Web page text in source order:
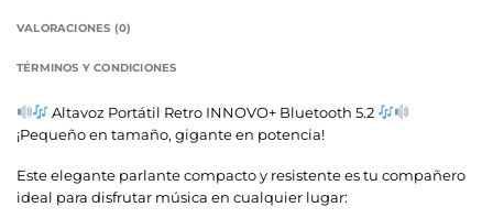
VALORACIONES (0)
TÉRMINOS Y CONDICIONES
Altavoz Portátil Retro INNOVO+ Bluetooth 5.2
¡Pequeño en tamaño, gigante en potencia!
Este elegante parlante compacto y resistente es tu compañero
ideal para disfrutar música en cualquier lugar: